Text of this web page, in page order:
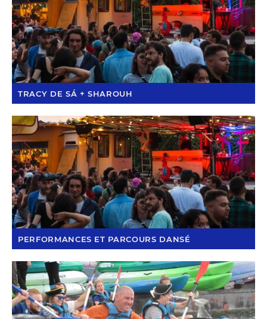
TRACY DE SÁ + SHAROUH
PERFORMANCES ET PARCOURS DANSÉ